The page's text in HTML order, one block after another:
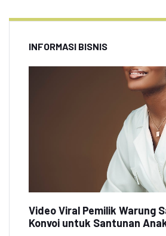
INFORMASI BISNIS
Video Viral Pemilik Warung
Konvoi untuk Santunan